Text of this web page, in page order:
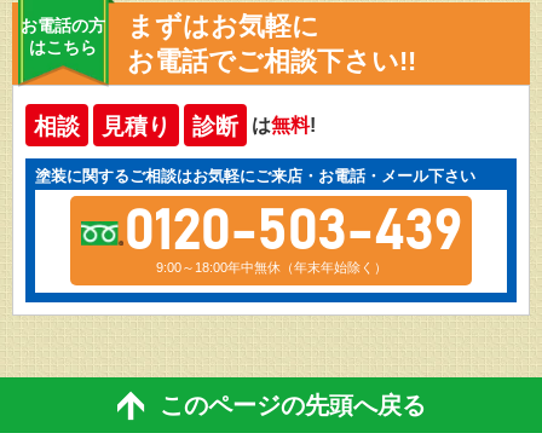
お電話の方
はこちら
まずはお気軽に
お電話でご相談下さい!!
相談 見積り 診断 は無料!
塗装に関するご相談はお気軽にご来店・お電話・メール下さい
0120-503-439
9:00～18:00年中無休（年末年始除く）
このページの先頭へ戻る